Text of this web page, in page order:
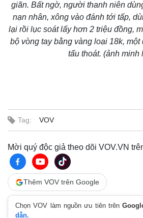
giãn. Bất ngờ, người thanh niên
nạn nhân, xông vào đánh tới tấp,
lại rồi lục soát lấy hơn 2 triệu đồng,
bộ vòng tay bằng vàng loại 18k,
tẩu thoát. (ảnh minh
Tag: VOV
Mời quý độc giả theo dõi VOV.VN
Thêm VOV trên Google
Chọn VOV làm nguồn ưu tiên trên
dẫn.